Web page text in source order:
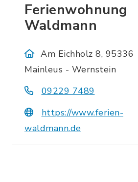
Ferienwohnung
Waldmann
Am Eichholz 8, 95336
Mainleus - Wernstein
09229 7489
https://www.ferien-
waldmann.de